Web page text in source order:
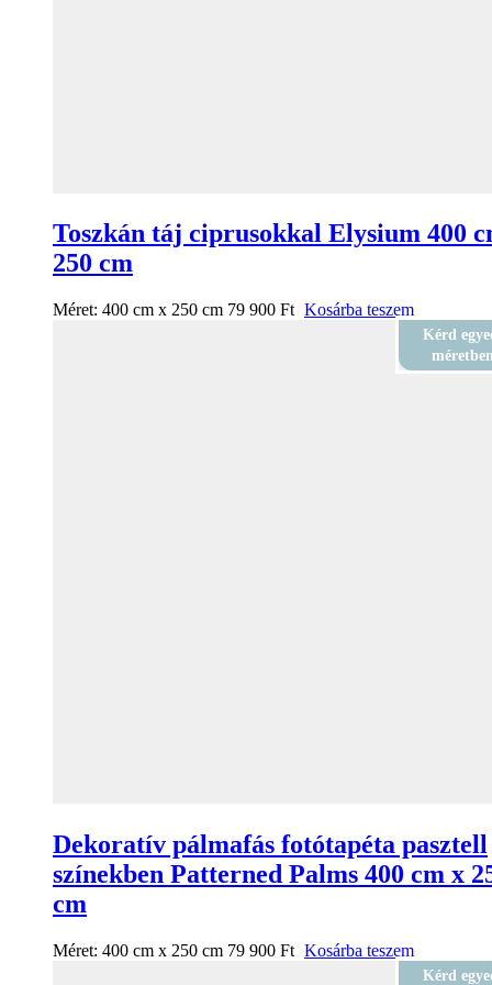
Toszkán táj ciprusokkal Elysium 400
250 cm
Méret: 400 cm x 250 cm 79 900 Ft Kosárba teszem
Kérd
Dekoratív pálmafás fotótapéta pasztell
színekben Patterned Palms 400 cm x
cm
Méret: 400 cm x 250 cm 79 900 Ft Kosárba teszem
Kérd